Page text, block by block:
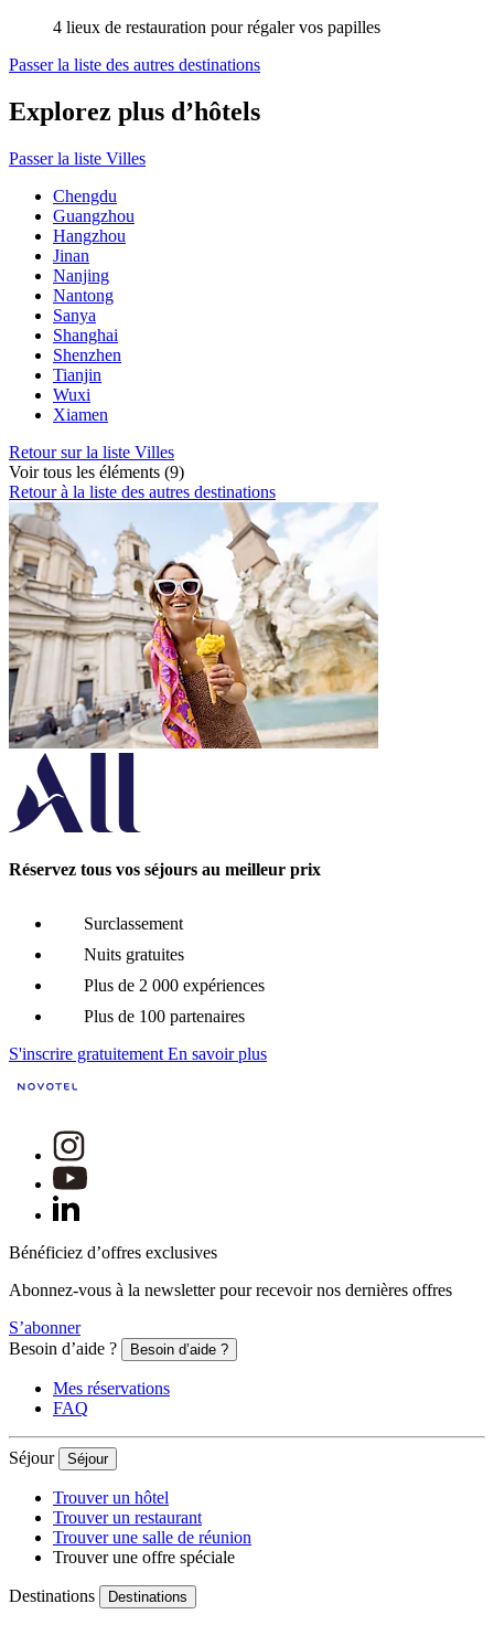
4 lieux de restauration pour régaler vos papilles
Passer la liste des autres destinations
Explorez plus d’hôtels
Passer la liste Villes
Chengdu
Guangzhou
Hangzhou
Jinan
Nanjing
Nantong
Sanya
Shanghai
Shenzhen
Tianjin
Wuxi
Xiamen
Retour sur la liste Villes
Voir tous les éléments (9)
Retour à la liste des autres destinations
Réservez tous vos séjours au meilleur prix
Surclassement
Nuits gratuites
Plus de 2 000 expériences
Plus de 100 partenaires
S'inscrire gratuitement En savoir plus
Bénéficiez d’offres exclusives
Abonnez-vous à la newsletter pour recevoir nos dernières offres
S’abonner
Besoin d’aide ?
Besoin d’aide ?
Mes réservations
FAQ
Séjour Séjour
Trouver un hôtel
Trouver un restaurant
Trouver une salle de réunion
Trouver une offre spéciale
Destinations Destinations